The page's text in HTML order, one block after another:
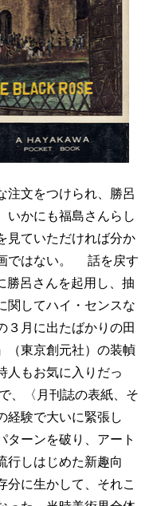
注文をつけられ、勝呂
いかにも福島さんらし
見ていただければ分か
ではない。 話を戻す
勝呂さんを起用し、抽
関してハイ・センスな
３月に出たばかりの田
（東京創元社）の装幀
人もお気に入りだっ
、〈月刊誌の表紙、そ
経験で大いに緊張し
ターンを破り、アート
行しはじめた新趣向
分に生かして、それこ